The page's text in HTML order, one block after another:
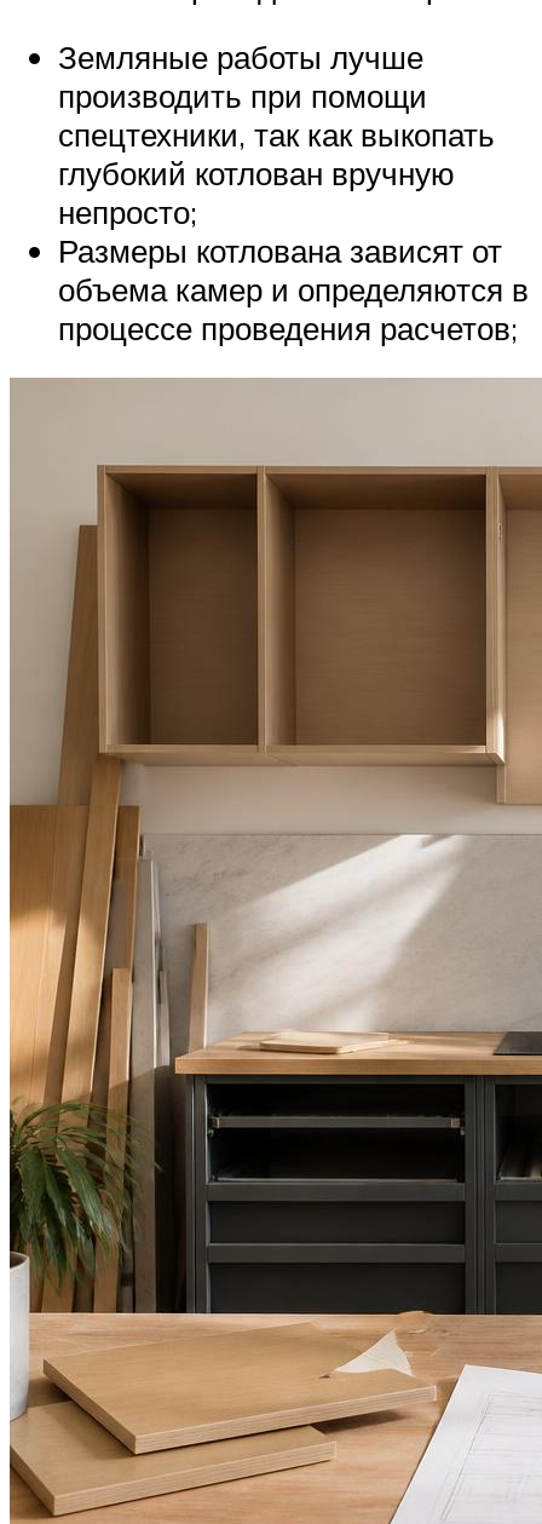
Земляные работы лучше
производить при помощи
спецтехники, так как выкопать
глубокий котлован вручную
непросто;
Размеры котлована зависят от
объема камер и определяются в
процессе проведения расчетов;